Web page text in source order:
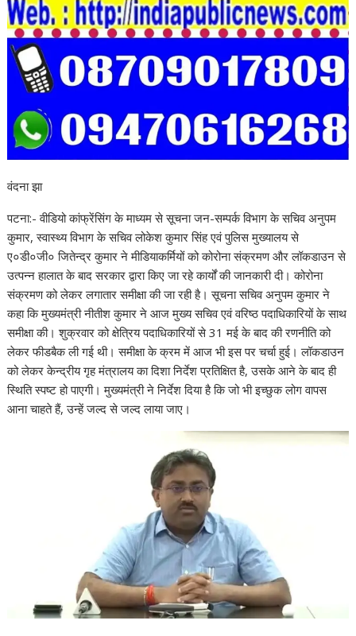
वंदना झा
पटना:- वीडियो कांफ्रेंसिंग के माध्यम से सूचना जन-सम्पर्क विभाग के सचिव अनुपम
कुमार, स्वास्थ्य विभाग के सचिव लोकेश कुमार सिंह एवं पुलिस मुख्यालय से
ए०डी०जी० जितेन्द्र कुमार ने मीडियाकर्मियों को कोरोना संक्रमण और लॉकडाउन से
उत्पन्न हालात के बाद सरकार द्वारा किए जा रहे कार्यों की जानकारी दी। कोरोना
संक्रमण को लेकर लगातार समीक्षा की जा रही है। सूचना सचिव अनुपम कुमार ने
कहा कि मुख्यमंत्री नीतीश कुमार ने आज मुख्य सचिव एवं वरिष्ठ पदाधिकारियों के साथ
समीक्षा की। शुक्रवार को क्षेत्रिय पदाधिकारियों से 31 मई के बाद की रणनीति को
लेकर फीडबैक ली गई थी। समीक्षा के क्रम में आज भी इस पर चर्चा हुई। लॉकडाउन
को लेकर केन्द्रीय गृह मंत्रालय का दिशा निर्देश प्रतिक्षित है, उसके आने के बाद ही
स्थिति स्पष्ट हो पाएगी। मुख्यमंत्री ने निर्देश दिया है कि जो भी इच्छुक लोग वापस
आना चाहते हैं, उन्हें जल्द से जल्द लाया जाए।